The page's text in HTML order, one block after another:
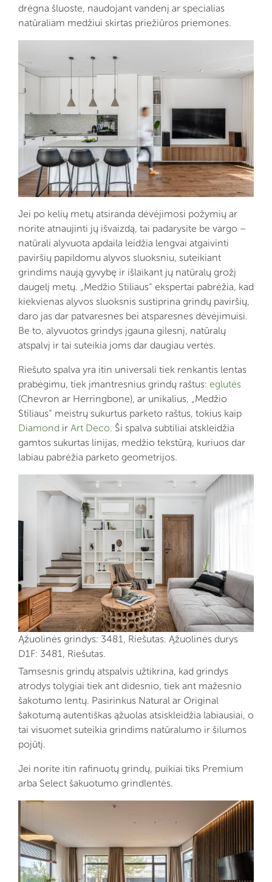
drėgna šluoste, naudojant vandenį ar specialias
natūraliam medžiui skirtas priežiūros priemones.
Jei po kelių metų atsiranda dėvėjimosi požymių ar
norite atnaujinti jų išvaizdą, tai padarysite be vargo –
natūrali alyvuota apdaila leidžia lengvai atgaivinti
paviršių papildomu alyvos sluoksniu, suteikiant
grindims naują gyvybę ir išlaikant jų natūralų grožį
daugelį metų. „Medžio Stiliaus“ ekspertai pabrėžia, kad
kiekvienas alyvos sluoksnis sustiprina grindų paviršių,
daro jas dar patvaresnes bei atsparesnes dėvėjimuisi.
Be to, alyvuotos grindys įgauna gilesnį, natūralų
atspalvį ir tai suteikia joms dar daugiau vertės.
Riešuto spalva yra itin universali tiek renkantis lentas
prabėgimu, tiek įmantresnius grindų raštus: eglutės
(Chevron ar Herringbone), ar unikalius, „Medžio
Stiliaus“ meistrų sukurtus parketo raštus, tokius kaip
Diamond ir Art Deco. Ši spalva subtiliai atskleidžia
gamtos sukurtas linijas, medžio tekstūrą, kuriuos dar
labiau pabrėžia parketo geometrijos.
Ąžuolinės grindys: 3481, Riešutas. Ąžuolinės durys
D1F: 3481, Riešutas.
Tamsesnis grindų atspalvis užtikrina, kad grindys
atrodys tolygiai tiek ant didesnio, tiek ant mažesnio
šakotumo lentų. Pasirinkus Natural ar Original
šakotumą autentiškas ąžuolas atsiskleidžia labiausiai, o
tai visuomet suteikia grindims natūralumo ir šilumos
pojūtį.
Jei norite itin rafinuotų grindų, puikiai tiks Premium
arba Select šakuotumo grindlentės.